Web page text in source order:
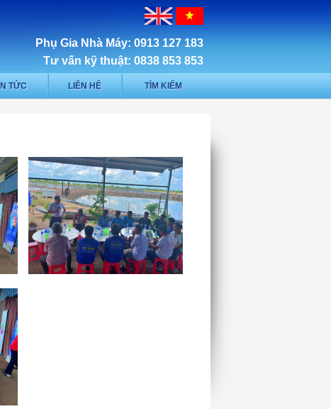
Phụ Gia Nhà Máy: 0913 127 183
Tư vấn kỹ thuật: 0838 853 853
TỨC LIÊN HỆ TÌM KIẾM